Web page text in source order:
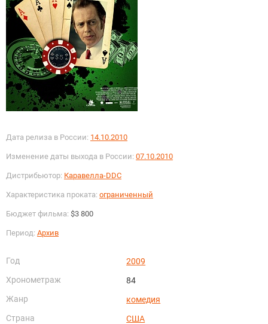
Дата релиза в России: 14.10.2010
Изменение даты выхода в России: 07.10.2010
Дистрибьютор: Каравелла-DDC
Характеристика проката: ограниченный
Бюджет фильма: $3 800
Период: Архив
Год
2009
Хронометраж
84
Жанр
комедия
Страна
США